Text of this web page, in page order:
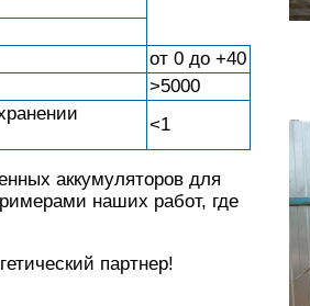
от 0 до +40
>5000
<1
аккумуляторов для
наших работ, где
партнер!